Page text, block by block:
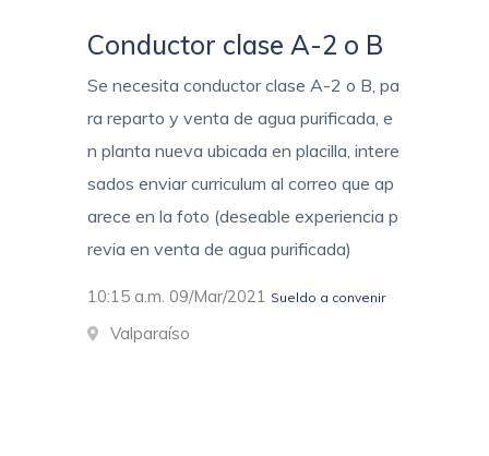
Conductor clase A-2 o B
Se necesita conductor clase A-2 o B, pa
ra reparto y venta de agua purificada, e
n planta nueva ubicada en placilla, intere
sados enviar curriculum al correo que ap
arece en la foto (deseable experiencia p
revia en venta de agua purificada)
10:15 a.m. 09/Mar/2021 Sueldo a convenir
Valparaíso